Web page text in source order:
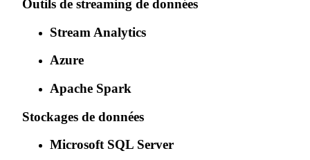
Outils de streaming de données
Stream Analytics
Azure
Apache Spark
Stockages de données
Microsoft SQL Server